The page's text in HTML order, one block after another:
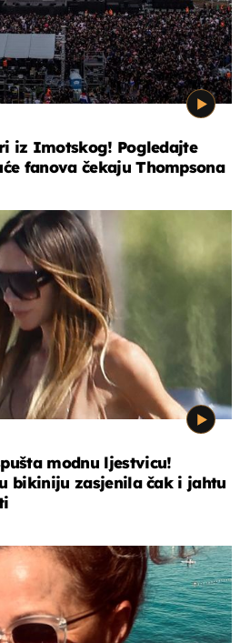
iz Imotskog! Pogledajte
fanova čekaju Thompsona
modnu ljestvicu!
bikiniju zasjenila čak i jahtu